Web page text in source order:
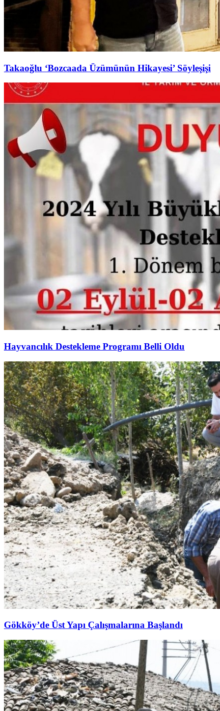
Takaoğlu ‘Bozcaada Üzümünün Hikayesi’ Söyleşişi
Hayvancılık Destekleme Programı Belli Oldu
Gökköy’de Üst Yapı Çalışmalarına Başlandı